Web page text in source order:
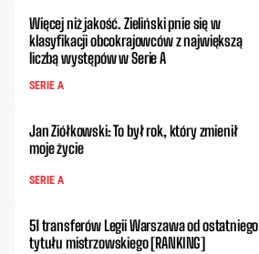
Więcej niż jakość. Zieliński pnie się w
klasyfikacji obcokrajowców z największą
liczbą występów w Serie A
SERIE A
Jan Ziółkowski: To był rok, który zmienił
moje życie
SERIE A
51 transferów Legii Warszawa od ostatniego
tytułu mistrzowskiego [RANKING]